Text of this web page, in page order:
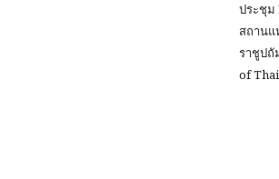
ประชุม
สถานแ
ราชูปถั
of